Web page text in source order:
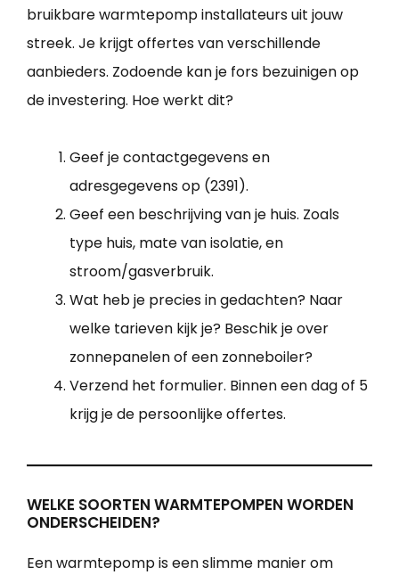
bruikbare warmtepomp installateurs uit jouw
streek. Je krijgt offertes van verschillende
aanbieders. Zodoende kan je fors bezuinigen op
de investering. Hoe werkt dit?
Geef je contactgegevens en
adresgegevens op (2391).
Geef een beschrijving van je huis. Zoals
type huis, mate van isolatie, en
stroom/gasverbruik.
Wat heb je precies in gedachten? Naar
welke tarieven kijk je? Beschik je over
zonnepanelen of een zonneboiler?
Verzend het formulier. Binnen een dag of 5
krijg je de persoonlijke offertes.
WELKE SOORTEN WARMTEPOMPEN WORDEN
ONDERSCHEIDEN?
Een warmtepomp is een slimme manier om